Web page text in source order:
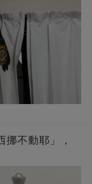
挪不動耶」，